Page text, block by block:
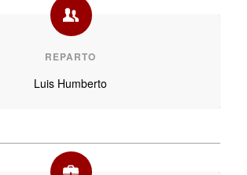
REPARTO
Luis Humberto